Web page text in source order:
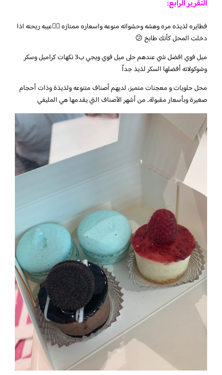
التقرير الرابع:
فطايره لذيذه مره وهشه وحشواته منوعه واسعاره ممتازه 👍🏼عيبه ريحته اذا
دخلت المحل كأنك طابخ 😕
ميل فوي افضل شي عندهم حلى ميل فوي ويجي ب3 نكهات كراميل وسكر
وشوكولاته أفضلها السكر لذيذ جداً
محل حلويات و معجنات متميز، لديهم أصناف متنوعه ولذيذة وذات أحجام
صغيرة وبأسعار مقبولة.. من أشهر الأصناف التي يقدمها هي المليفي